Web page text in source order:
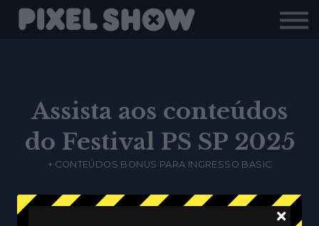
Shop
Revista Zupi
Assista aos conteúdos
do Festival PS SP 2025
+ CONTEÚDOS BONUS PARA INGRESSO BASIC
Todos
Meus Conteúdos